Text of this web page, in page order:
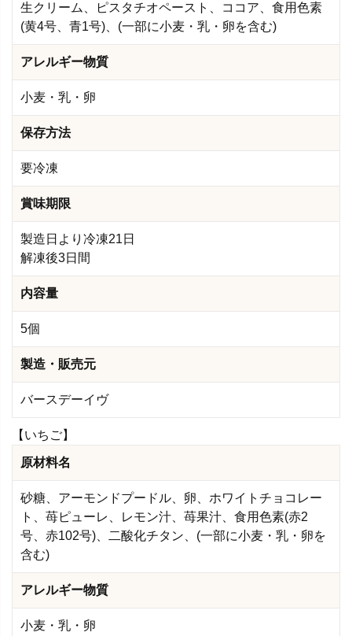
生クリーム、ピスタチオペースト、ココア、食用色素
(黄4号、青1号)、(一部に小麦・乳・卵を含む)
アレルギー物質
小麦・乳・卵
保存方法
要冷凍
賞味期限
製造日より冷凍21日
解凍後3日間
内容量
5個
製造・販売元
バースデーイヴ
【いちご】
原材料名
砂糖、アーモンドプードル、卵、ホワイトチョコレー
ト、苺ピューレ、レモン汁、苺果汁、食用色素(赤2
号、赤102号)、二酸化チタン、(一部に小麦・乳・卵を
含む)
アレルギー物質
小麦・乳・卵